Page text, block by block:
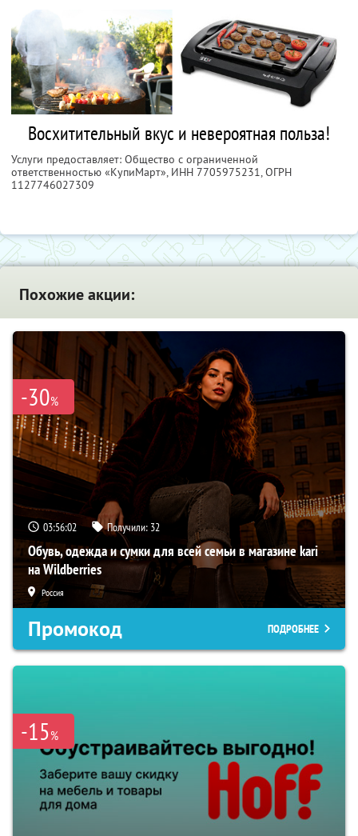
Восхитительный вкус и невероятная польза!
Услуги предоставляет: Общество с ограниченной
ответственностью «КупиМарт», ИНН 7705975231 , ОГРН
1127746027309
Похожие акции:
-30%
03:56:01 Получили: 32
Обувь, одежда и сумки для всей семьи в магазине kari
на Wildberries
Россия
Промокод ПОДРОБНЕЕ
-15%